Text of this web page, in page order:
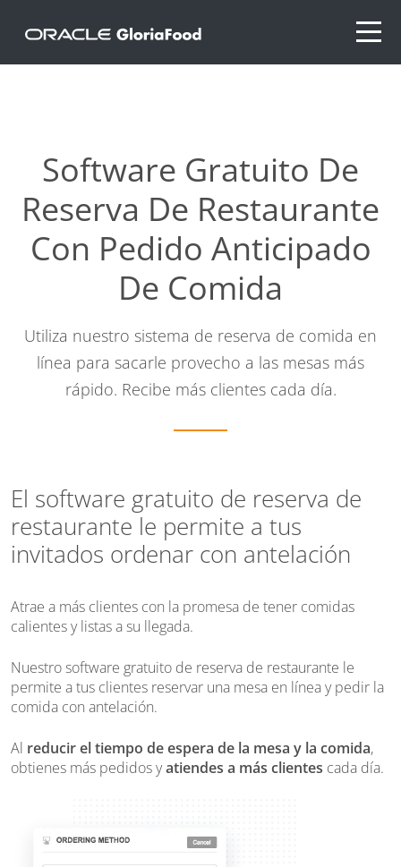
Software Gratuito De
Reserva De Restaurante
Con Pedido Anticipado
De Comida
Utiliza nuestro sistema de reserva de comida en
línea para sacarle provecho a las mesas más
rápido. Recibe más clientes cada día.
El software gratuito de reserva de
restaurante le permite a tus
invitados ordenar con antelación
Atrae a más clientes con la promesa de tener comidas
calientes y listas a su llegada.
Nuestro software gratuito de reserva de restaurante le
permite a tus clientes reservar una mesa en línea y pedir la
comida con antelación.
Al reducir el tiempo de espera de la mesa y la comida,
obtienes más pedidos yatiendes a más clientes cada día.